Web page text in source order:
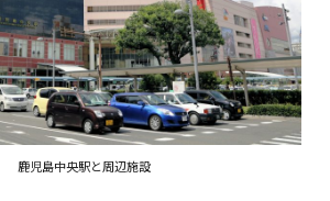
鹿児島中央駅と周辺施設